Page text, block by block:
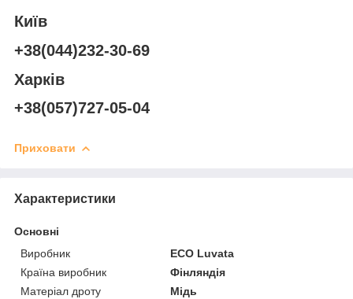
Київ
+38(044)232-30-69
Харків
+38(057)727-05-04
Приховати
Характеристики
Основні
Виробник
ECO Luvata
Країна виробник
Фінляндія
Матеріал дроту
Мідь